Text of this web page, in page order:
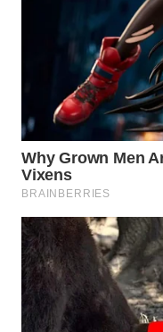
WISATA
WAHANA
Wahana
Network
KONSUMEN
LISTRIK
MASYARAKAT
KELISTRIKAN